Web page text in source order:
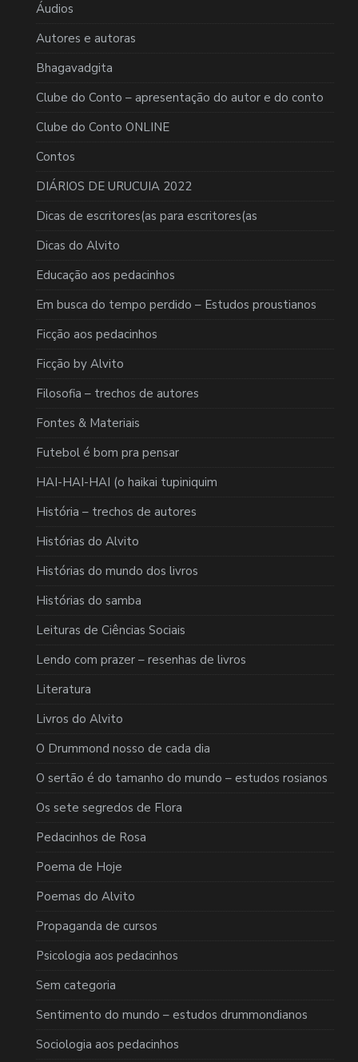
Áudios
Autores e autoras
Bhagavadgita
Clube do Conto – apresentação do autor e do conto
Clube do Conto ONLINE
Contos
DIÁRIOS DE URUCUIA 2022
Dicas de escritores(as para escritores(as
Dicas do Alvito
Educação aos pedacinhos
Em busca do tempo perdido – Estudos proustianos
Ficção aos pedacinhos
Ficção by Alvito
Filosofia – trechos de autores
Fontes & Materiais
Futebol é bom pra pensar
HAI-HAI-HAI (o haikai tupiniquim
História – trechos de autores
Histórias do Alvito
Histórias do mundo dos livros
Histórias do samba
Leituras de Ciências Sociais
Lendo com prazer – resenhas de livros
Literatura
Livros do Alvito
O Drummond nosso de cada dia
O sertão é do tamanho do mundo – estudos rosianos
Os sete segredos de Flora
Pedacinhos de Rosa
Poema de Hoje
Poemas do Alvito
Propaganda de cursos
Psicologia aos pedacinhos
Sem categoria
Sentimento do mundo – estudos drummondianos
Sociologia aos pedacinhos